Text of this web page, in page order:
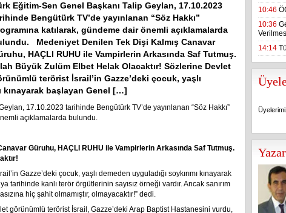
Eğitim-Sen Genel Başkanı Talip Geylan, 17.10.2023
Bengütürk TV’de yayınlanan “Söz Hakkı”
katılarak, gündeme dair önemli açıklamalarda
Medeniyet Denilen Tek Dişi Kalmış Canavar
HAÇLI RUHU ile Vampirlerin Arkasında Saf Tutmuş.
Büyük Zulüm Elbet Helak Olacaktır! Sözlerine Devlet
terörist İsrail’in Gazze’deki çocuk, yaşlı
kınayarak başlayan Genel […]
17.10.2023 tarihinde Bengütürk TV’de yayınlanan “Söz Hakkı”
açıklamalarda bulundu.
Güruhu, HAÇLI RUHU ile Vampirlerin Arkasında Saf Tutmuş.
Gazze’deki çocuk, yaşlı demeden uyguladığı soykırımı kınayarak
tarihinde kanlı terör örgütlerinin sayısız örneği vardır. Ancak sanırım
hiç şahit olmamıştır, olmayacaktır!” dedi.
görünümlü terörist İsrail, Gazze’deki Arap Baptist Hastanesini vurdu,
10:46
10:36
14:14